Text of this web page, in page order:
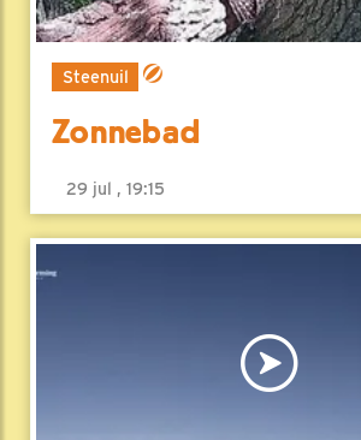
Steenuil
Zonnebad
29 jul , 19:15